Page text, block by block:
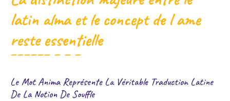
latin alma et le concept de l ame
reste essentielle
Le Mot Anima Représente La Véritable Traduction Latine
De La Notion De Souffle